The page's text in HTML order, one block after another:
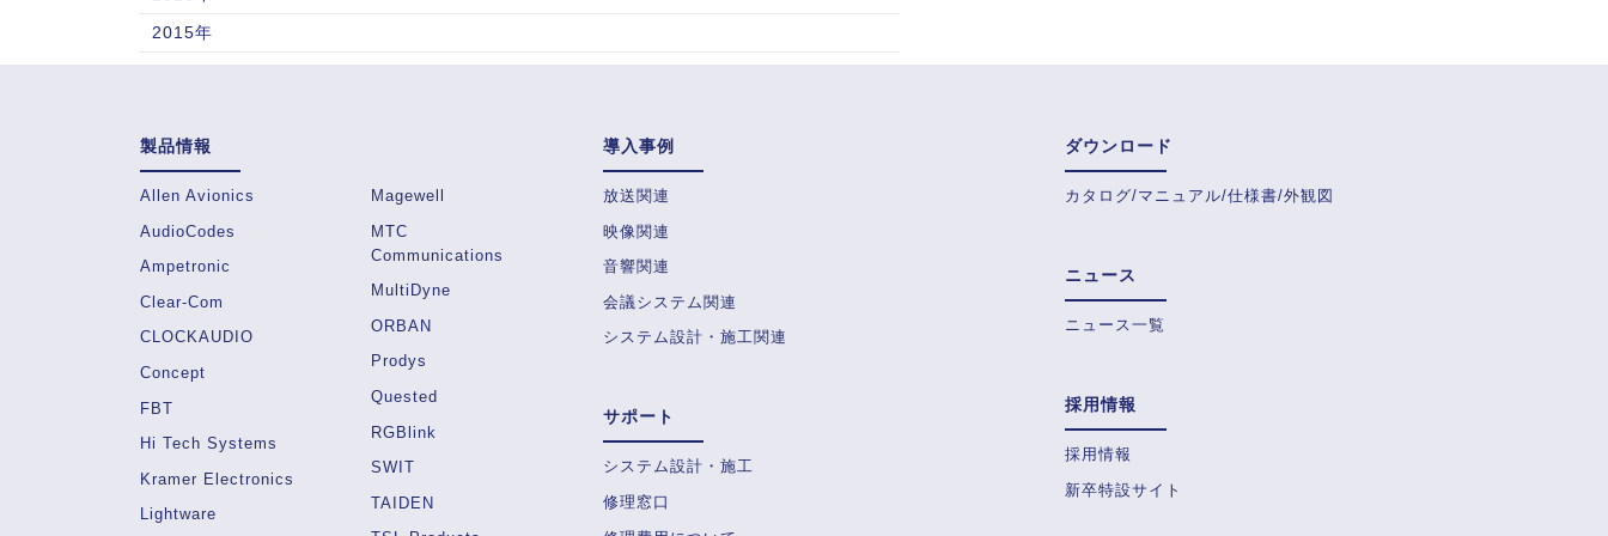
2015年
製品情報
Allen Avionics
AudioCodes
Ampetronic
Clear-Com
CLOCKAUDIO
Concept
FBT
Hi Tech Systems
Kramer Electronics
Lightware
Magewell
MTC
Communications
MultiDyne
ORBAN
Prodys
Quested
RGBlink
SWIT
TAIDEN
導入事例
放送関連
映像関連
音響関連
会議システム関連
システム設計・施工関連
サポート
システム設計・施工
修理窓口
ダウンロード
カタログ/マニュアル/仕様書/外観図
ニュース
ニュース一覧
採用情報
採用情報
新卒特設サイト